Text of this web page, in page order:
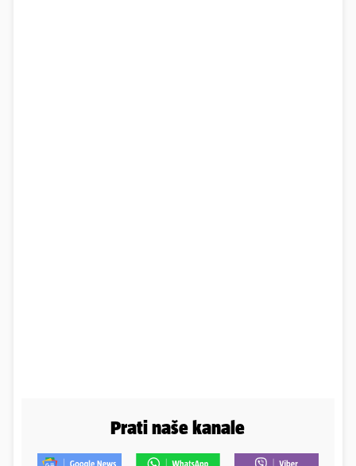
Prati naše kanale